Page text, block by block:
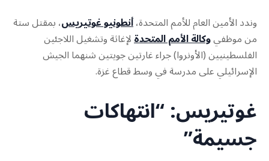
وندد الأمين العام للأمم المتحدة،أنطونيو غوتيريس، بمقتل ستة
من موظفيوكالة الأمم المتحدةلإغاثة وتشغيل اللاجئين
الفلسطينيين (الأونروا) جراء غارتين جويتين شنهما الجيش
الإسرائيلي على مدرسة في وسط قطاع غزة.
غوتيريس: “انتهاكات
جسيمة”